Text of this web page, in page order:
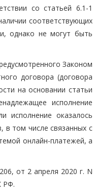
со статьей 6.1-1
соответствующих
однако не могут быть
Законом
договора (договора
на основании статьи
исполнение
исполнение оказалось
в том числе связанных с
онлайн-платежей, а
от 2 апреля 2020 г. N
РФ.